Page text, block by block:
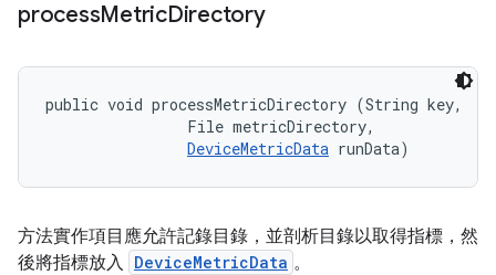
processMetricDirectory
public void processMetricDirectory (String key,
                File metricDirectory,
DeviceMetricData runData)
方法實作項目應允許記錄目錄，並剖析目錄以取得指標，然
後將指標放入 DeviceMetricData 。